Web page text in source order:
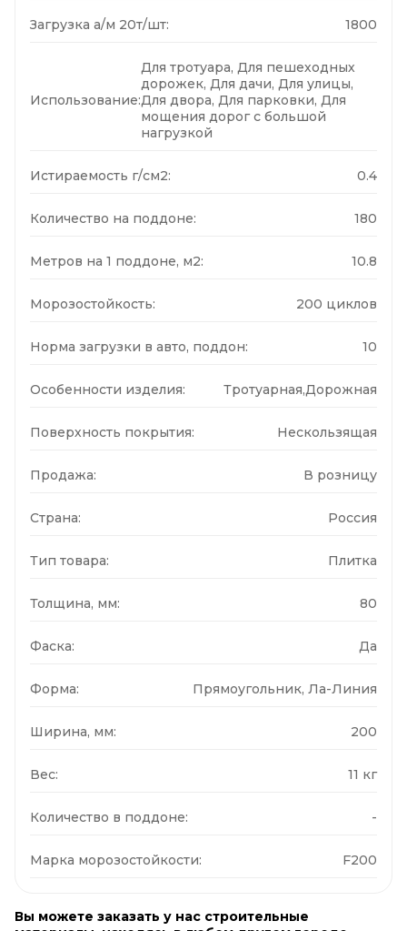
Загрузка а/м 20т/шт: 1800
Использование:
Для тротуара, Для пешеходных
дорожек, Для дачи, Для улицы,
Для двора, Для парковки, Для
мощения дорог с большой
нагрузкой
Истираемость г/см2: 0.4
Количество на поддоне: 180
Метров на 1 поддоне, м2: 10.8
Морозостойкость: 200 циклов
Норма загрузки в авто, поддон: 10
Особенности изделия: Тротуарная,Дорожная
Поверхность покрытия: Нескользящая
Продажа: В розницу
Страна: Россия
Тип товара: Плитка
Толщина, мм: 80
Фаска: Да
Форма: Прямоугольник, Ла-Линия
Ширина, мм: 200
Вес: 11 кг
Количество в поддоне: -
Марка морозостойкости: F200
Вы можете заказать у нас строительные